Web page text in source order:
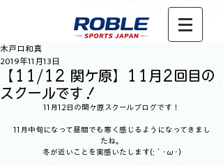
【11/12 関ケ原】11月2回目の
スクールです！
木戸口和真
2019年11月13日
11月12日の関ケ原スクールブログです！
11月中旬になって昼間でも寒く感じるようになってきまし
たね。
冬が近いことを実感いたします(;´･ω･)